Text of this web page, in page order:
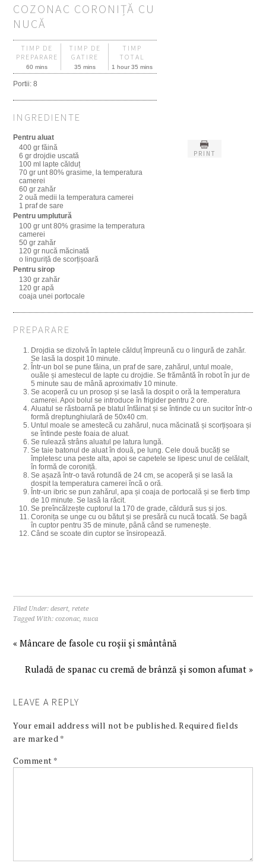
COZONAC CORONIȚĂ CU
NUCĂ
PRINT
TIMP DE
PREPARARE
60 mins
TIMP DE
GATIRE
35 mins
TIMP
TOTAL
1 hour 35 mins
Portii:8
INGREDIENTE
Pentru aluat
400 gr făină
6 gr drojdie uscată
100 ml lapte călduț
70 gr unt 80% grasime, la temperatura
camerei
60 gr zahăr
2 ouă medii la temperatura camerei
1 praf de sare
Pentru umplutură
100 gr unt 80% grasime la temperatura
camerei
50 gr zahăr
120 gr nucă măcinată
o linguriță de scorțișoară
Pentru sirop
130 gr zahăr
120 gr apă
coaja unei portocale
PREPARARE
Drojdia se dizolvă în laptele călduț împreună cu o lingură de zahăr.
Se lasă la dospit 10 minute.
Într-un bol se pune făina, un praf de sare, zahărul, untul moale,
ouăle și amestecul de lapte cu drojdie. Se frământă în robot în jur de
5 minute sau de mână aproximativ 10 minute.
Se acoperă cu un prosop și se lasă la dospit o oră la temperatura
camerei. Apoi bolul se introduce în frigider pentru 2 ore.
Aluatul se răstoarnă pe blatul înfăinat și se întinde cu un sucitor într-o
formă dreptunghiulară de 50x40 cm.
Untul moale se amestecă cu zahărul, nuca măcinată și scorțișoara și
se întinde peste foaia de aluat.
Se rulează strâns aluatul pe latura lungă.
Se taie batonul de aluat în două, pe lung. Cele două bucăți se
împletesc una peste alta, apoi se capetele se lipesc unul de celălalt,
în formă de coroniță.
Se așază într-o tavă rotundă de 24 cm, se acoperă și se lasă la
dospit la temperatura camerei încă o oră.
Într-un ibric se pun zahărul, apa și coaja de portocală și se fierb timp
de 10 minute. Se lasă la răcit.
Se preîncălzește cuptorul la 170 de grade, căldură sus și jos.
Coronița se unge cu ou bătut și se presără cu nucă tocată. Se bagă
în cuptor pentru 35 de minute, până când se rumenește.
Când se scoate din cuptor se însiropează.
Filed Under:desert,retete
Tagged With:cozonac,nuca
« Mâncare de fasole cu roșii și smântână
Ruladă de spanac cu cremă de brânză și somon afumat »
LEAVE A REPLY
Your email address will not be published. Required fields
are marked *
Comment *